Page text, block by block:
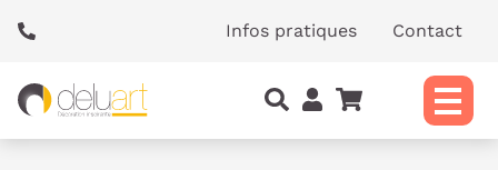
Infos pratiques Contact